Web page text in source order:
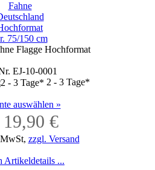
Fahne
75/150 cm
Flagge Hochformat
EJ-10-0001
2 - 3 Tage*
auswählen »
19,90 €
zzgl. Versand
Artikeldetails ...